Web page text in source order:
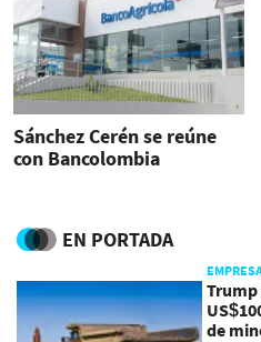
Sánchez Cerén se reúne
con Bancolombia
EN PORTADA
Trump
de